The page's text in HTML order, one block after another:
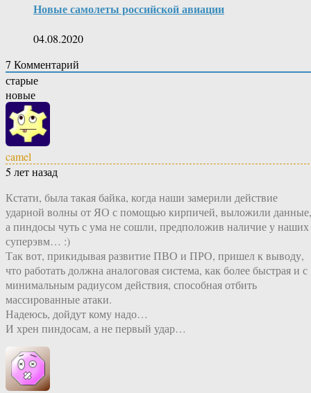
Новые самолеты российской авиации
04.08.2020
7 Комментарий
старые
новые
camel
5 лет назад
Кстати, была такая байка, когда наши замерили действие
ударной волны от ЯО с помощью кирпичей, выложили данные,
а пиндосы чуть с ума не сошли, предположив наличие у наших
суперэвм… :)
Так вот, прикидывая развитие ПВО и ПРО, пришел к выводу,
что работать должна аналоговая система, как более быстрая и с
минимальным радиусом действия, способная отбить
массированные атаки.
Надеюсь, дойдут кому надо…
И хрен пиндосам, а не первый удар…